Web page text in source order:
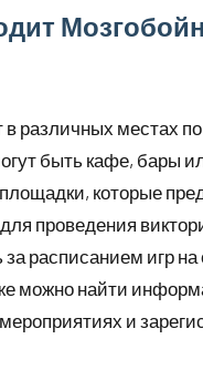
в различных местах
быть кафе, бары
которые
проведения
за расписанием игр
можно найти
и